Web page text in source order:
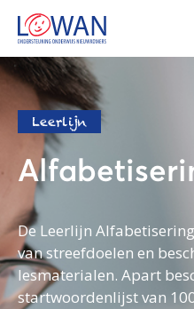
Leerlijn
De Leerlijn
van streefdoelen en
lesmaterialen. Apart
startwoordenlijst van